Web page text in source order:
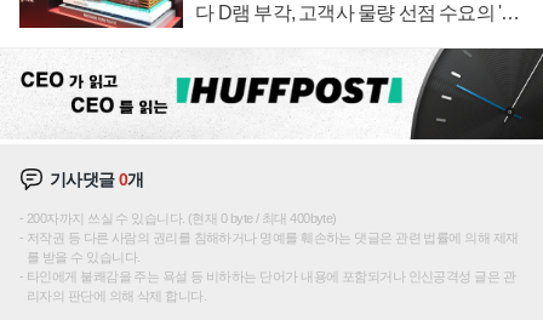
다 D램 부각, 고객사 물량 선점 수요의 '우
기사댓글0개
200자까지 쓰실 수 있습니다. (현재 0 byte / 최대 400byte)
저작권 등 다른 사람의 권리를 침해하거나 명예를 훼손하는 댓글은 관련 법률에 의해 제재
를 받을 수 있습니다.
타인에게 불쾌감을 주는 욕설 등 비하하는 단어가 내용에 포함되거나 인신공격성 글은 관
리자의 판단에 의해 삭제 합니다.